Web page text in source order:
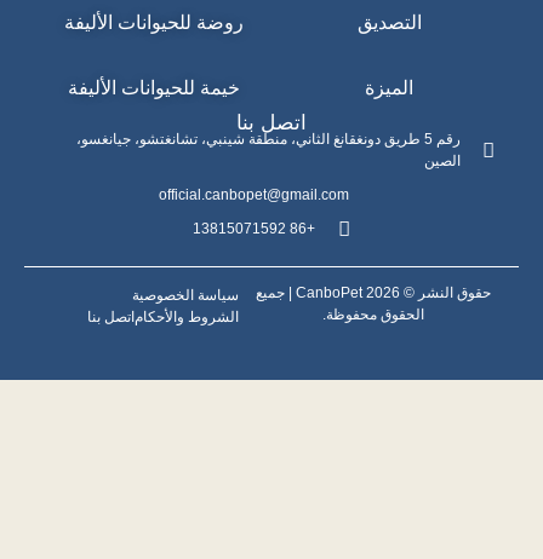
التصديق
الميزة
روضة للحيوانات الأليفة
خيمة للحيوانات الأليفة
اتصل بنا
رقم 5 طريق دونغقانغ الثاني، منطقة شينبي، تشانغتشو، جيانغسو،
الصين
official.canbopet@gmail.com
+86 13815071592
حقوق النشر © 2026 CanboPet | جميع
الحقوق محفوظة.
سياسة الخصوصية
الشروط والأحكام اتصل بنا